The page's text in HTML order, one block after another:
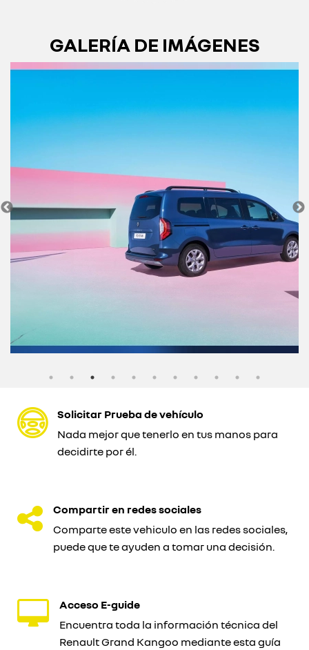
GALERÍA DE IMÁGENES
Solicitar Prueba de vehículo
Nada mejor que tenerlo en tus manos para
decidirte por él.
Compartir en redes sociales
Comparte este vehiculo en las redes sociales,
puede que te ayuden a tomar una decisión.
Acceso E-guide
Encuentra toda la información técnica del
Renault Grand Kangoo mediante esta guía